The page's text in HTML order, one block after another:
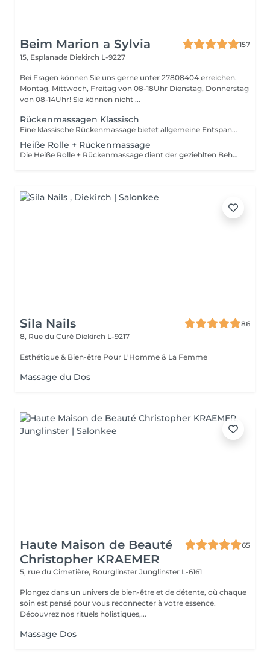
Beim Marion a Sylvia
157
15, Esplanade Diekirch L-9227
Bei Fragen können Sie uns gerne unter 27808404 erreichen.
Montag, Mittwoch, Freitag von 08-18Uhr Dienstag, Donnerstag
von 08-14Uhr! Sie können nicht ...
Rückenmassagen Klassisch
Eine klassische Rückenmassage bietet allgemeine Entspannung , Dehnung und Lockerung der Nacken, Schulter und Rückenmuskulatur
Heiße Rolle + Rückenmassage
Die Heiße Rolle + Rückenmassage dient der geziehlten Behandlung von Muskel und Verspannungsschmerzen. Durch die feuchte Wärme wirkt sie intensiver und lößt Atemprobleme bei Erkältung durch verschiedene Öle !
Sila Nails
86
8, Rue du Curé Diekirch L-9217
Esthétique & Bien-être Pour L'Homme & La Femme
Massage du Dos
Haute Maison de Beauté
Christopher KRAEMER
65
5, rue du Cimetière, Bourglinster Junglinster L-6161
Plongez dans un univers de bien-être et de détente, où chaque
soin est pensé pour vous reconnecter à votre essence.
Découvrez nos rituels holistiques,...
Massage Dos